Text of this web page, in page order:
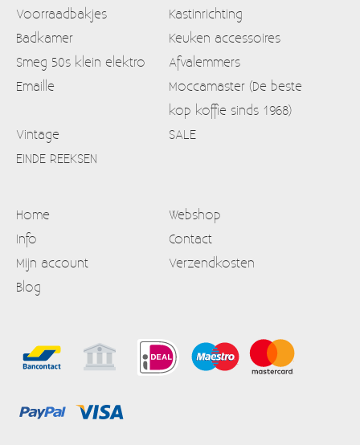
Voorraadbakjes
Kastinrichting
Badkamer
Keuken accessoires
Smeg 50s klein elektro
Afvalemmers
Emaille
Moccamaster (De beste
kop koffie sinds 1968)
Vintage
SALE
EINDE REEKSEN
Home
Webshop
Info
Contact
Mijn account
Verzendkosten
Blog